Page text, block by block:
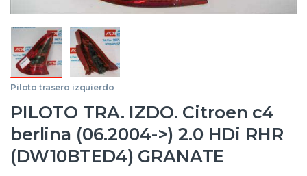
Piloto trasero izquierdo
PILOTO TRA. IZDO. Citroen c4
berlina (06.2004->) 2.0 HDi RHR
(DW10BTED4) GRANATE